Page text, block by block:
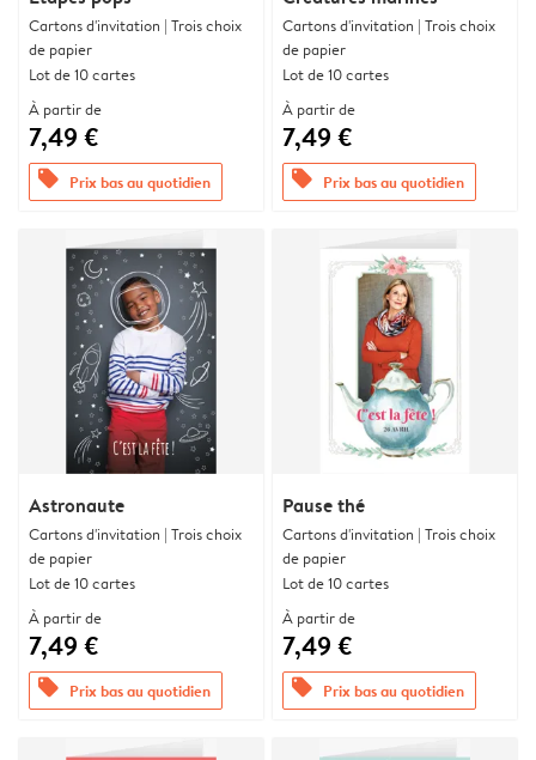
Cartons d'invitation | Trois choix
de papier
Lot de 10 cartes
À partir de
7,49 €
offers Prix bas au quotidien
Cartons d'invitation | Trois choix
de papier
Lot de 10 cartes
À partir de
7,49 €
offers Prix bas au quotidien
Astronaute
Cartons d'invitation | Trois choix
de papier
Lot de 10 cartes
À partir de
7,49 €
offers Prix bas au quotidien
Pause thé
Cartons d'invitation | Trois choix
de papier
Lot de 10 cartes
À partir de
7,49 €
offers Prix bas au quotidien